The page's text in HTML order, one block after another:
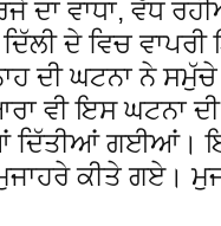
ਦਾ ਵਾਧਾ, ਵੱਧ
ਦੇ ਵਿਚ ਵਾਪਰੀ
ਦੀ ਘਟਨਾ ਨੇ
ਵੀ ਇਸ ਘਟਨਾ
ਦਿੱਤੀਆਂ ਗਈਆਂ।
ਕੀਤੇ ਗਏ।